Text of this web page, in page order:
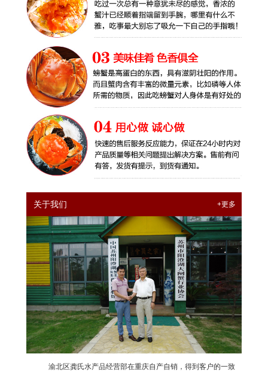
关于我们 +更多
渝北区龚氏水产品经营部在重庆自产自销，得到客户的一致